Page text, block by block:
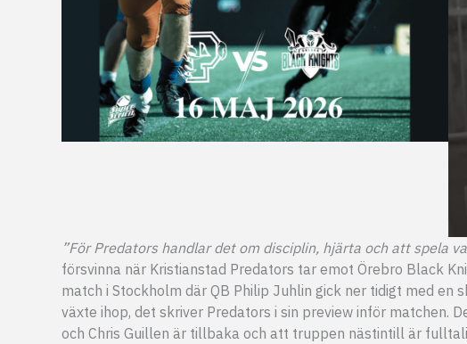
”För Predators handlar det om disciplin, hjärta och att spela
försvinna när Kristianstad Predators tar emot Örebro Black
match i Stockholm där QB Philip Juhlin gick ner tidigt med
växte ihop, det skriver Predators i sin preview inför matchen.
och Chris Guillen är tillbaka och att truppen nästintill är